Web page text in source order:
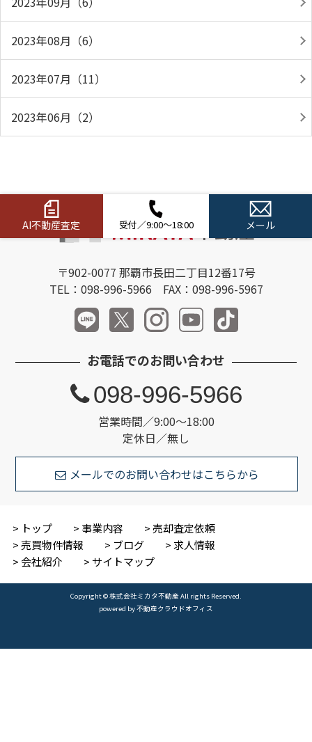
2023年08月（6）
2023年07月（11）
2023年06月（2）
AI不動産査定 受付／9:00～18:00 メール
〒902-0077 那覇市長田二丁目12番17号
TEL：098-996-5966 FAX：098-996-5967
お電話でのお問い合わせ
営業時間／9:00～18:00
定休日／無し
098-996-5966
メールでのお問い合わせはこちらから
トップ 事業内容
売却査定依頼
売買物件情報
ブログ
求人情報
会社紹介
サイトマップ
Copyright © 株式会社ミカタ不動産 All rights Reserved.
powered by 不動産クラウドオフィス